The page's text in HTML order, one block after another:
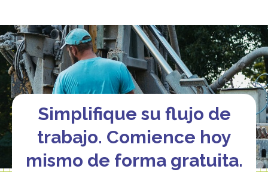
Simplifique su flujo de
trabajo. Comience hoy
mismo de forma gratuita.